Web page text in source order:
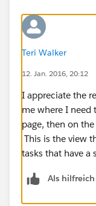
Teri Walker
12. Jan. 2016, 20:12
I appreciate the
me where I
page, then on
This is the view
tasks that have a
Als